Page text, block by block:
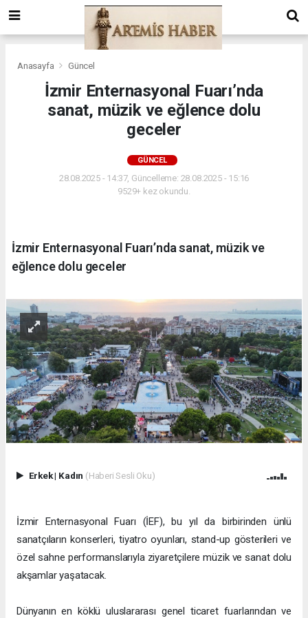
Anasayfa Güncel
İzmir Enternasyonal Fuarı’nda
sanat, müzik ve eğlence dolu
geceler
GÜNCEL
28.08.2025 - 14:37, Güncelleme: 28.08.2025 - 15:16
9529+ kez okundu.
İzmir Enternasyonal Fuarı’nda sanat, müzik ve
eğlence dolu geceler
Erkek| Kadın (Haberi Sesli Oku)
İzmir Enternasyonal Fuarı (İEF), bu yıl da birbirinden ünlü
sanatçıların konserleri, tiyatro oyunları, stand-up gösterileri ve
özel sahne performanslarıyla ziyaretçilere müzik ve sanat dolu
akşamlar yaşatacak.
Dünyanın en köklü uluslararası genel ticaret fuarlarından ve